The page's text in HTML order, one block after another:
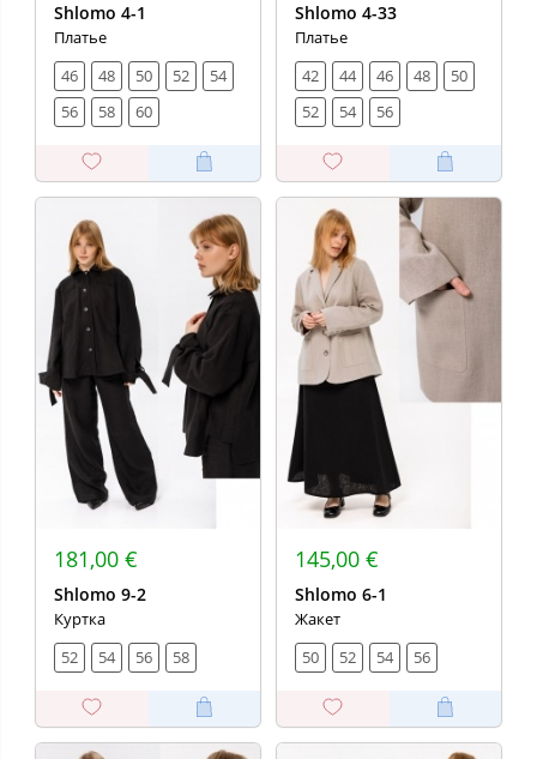
Shlomo 4-1
Платье
46
48 50 52
54
56
58 60
Shlomo 4-33
Платье
42
44 46 48
50
52
54 56
181,00 €
Shlomo 9-2
Куртка
52
54 56 58
145,00 €
Shlomo 6-1
Жакет
50
52 54 56